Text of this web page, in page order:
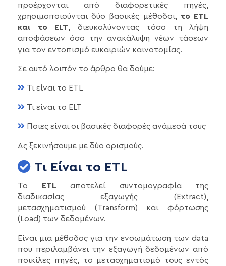
προέρχονται από διαφορετικές πηγές,
χρησιμοποιούνται δύο βασικές μέθοδοι,
το ETL
και το ELT , διευκολύνοντας τόσο τη λήψη
αποφάσεων όσο την ανακάλυψη νέων τάσεων
για τον εντοπισμό ευκαιριών καινοτομίας.
Σε αυτό λοιπόν το άρθρο θα δούμε:
Τι είναι το ETL
Τι είναι το ELT
Ποιες είναι οι βασικές διαφορές ανάμεσά τους
Ας ξεκινήσουμε με δύο ορισμούς.
Τι Είναι το ETL
Το ETL αποτελεί συντομογραφία της
διαδικασίας εξαγωγής (Extract),
μετασχηματισμού (Transform) και φόρτωσης
(Load) των δεδομένων.
Είναι μια μέθοδος για την ενσωμάτωση των data
που περιλαμβάνει την εξαγωγή δεδομένων από
ποικίλες πηγές, το μετασχηματισμό τους εντός